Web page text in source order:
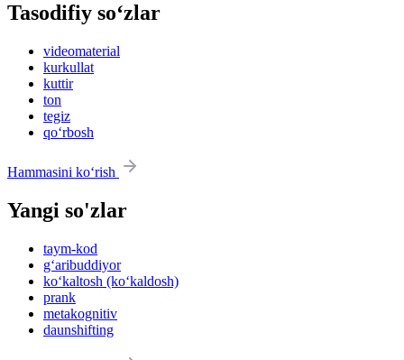
Tasodifiy so‘zlar
videomaterial
kurkullat
kuttir
ton
tegiz
qo‘rbosh
Hammasini ko‘rish
Yangi so'zlar
taym-kod
g‘aribuddiyor
ko‘kaltosh (ko‘kaldosh)
prank
metakognitiv
daunshifting